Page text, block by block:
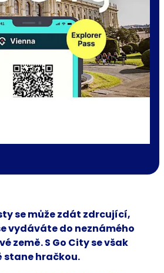
se může zdát zdrcující,
vydáváte do neznámého
země. S Go City se však
stane hračkou.